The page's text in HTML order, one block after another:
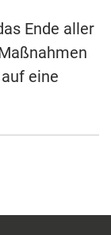
Ende aller
eine